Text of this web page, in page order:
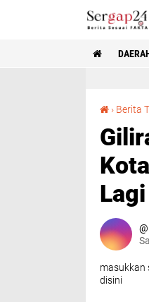
› Berita
Lagi
masukkan
disini